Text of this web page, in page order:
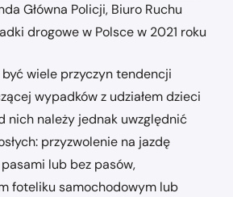
Główna Policji, Biuro Ruchu
drogowe w Polsce w 2021 roku
wiele przyczyn tendencji
wypadków z udziałem dzieci
nich należy jednak uwzględnić
przyzwolenie na jazdę
lub bez pasów,
foteliku samochodowym lub